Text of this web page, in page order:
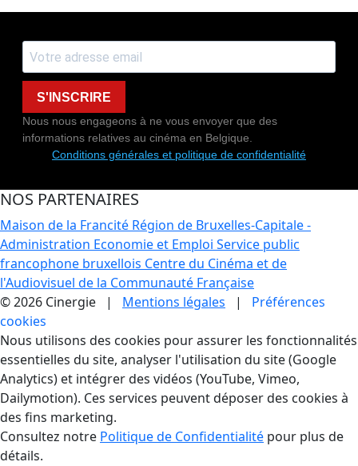
S'INSCRIRE
Nous nous engageons à ne vous envoyer que des
informations relatives au cinéma en Belgique.
Conditions générales et politique de confidentialité
NOS PARTENAIRES
Maison de la Francité Région de Bruxelles-Capitale -
Administration Economie et Emploi Service public
francophone bruxellois Centre du Cinéma et de
l'Audiovisuel de la Communauté Française
© 2026 Cinergie | Mentions légales | Préférences
cookies
Gestion des Cookies
Nous utilisons des cookies pour assurer les fonctionnalités
essentielles du site, analyser l'utilisation du site (Google
Analytics) et intégrer des vidéos (YouTube, Vimeo,
Dailymotion). Ces services peuvent déposer des cookies à
des fins marketing.
Consultez notre Politique de Confidentialité pour plus de
détails.